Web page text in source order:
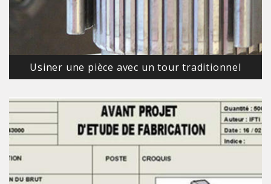
Usiner une pièce avec un tour traditionnel